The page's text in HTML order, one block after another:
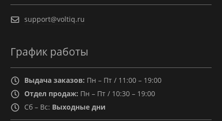
support@voltiq.ru
График работы
Выдача заказов: Пн – Пт / 11:00 – 19:00
Отдел продаж: Пн – Пт / 10:30 – 19:00
Сб – Вс: Выходные дни